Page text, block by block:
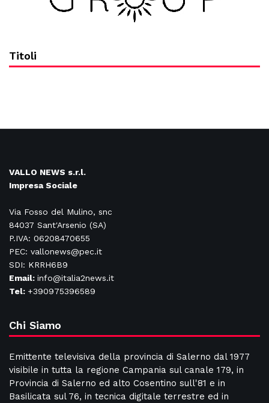
Titoli
VALLO NEWS s.r.l.
Impresa Sociale
Via Fosso del Mulino, snc
84037 Sant'Arsenio (SA)
P.IVA: 06208470655
PEC: vallonews@pec.it
SDI: KRRH6B9
Email: info@italia2news.it
Tel: +390975396589
Chi Siamo
Emittente televisiva della provincia di Salerno dal 1977
visibile in tutta la regione Campania sul canale 179, in
Provincia di Salerno ed alto Cosentino sull'81 e in
Basilicata sul 76, in tecnica digitale terrestre ed in